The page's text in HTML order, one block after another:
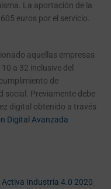
La aportación de la
euros por el servicio.
aquellas empresas
a 32 inclusive del
de
social. Previamente debe
digital obtenido a través
Digital Avanzada
Industria 4.0 2020